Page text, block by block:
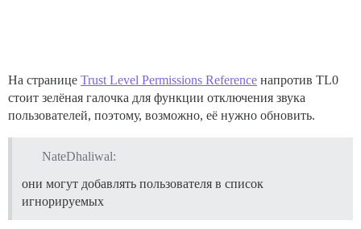
На странице Trust Level Permissions Reference напротив TL0
стоит зелёная галочка для функции отключения звука
пользователей, поэтому, возможно, её нужно обновить.
NateDhaliwal:
они могут добавлять пользователя в список
игнорируемых